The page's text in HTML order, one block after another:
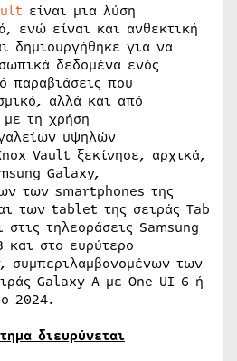
είναι μια λύση
ενώ είναι και ανθεκτική
δημιουργήθηκε για να
δεδομένα ενός
παραβιάσεις που
αλλά και από
με τη χρήση
υψηλών
Vault ξεκίνησε, αρχικά,
Galaxy,
των smartphones της
των tablet της σειράς Tab
στις τηλεοράσεις Samsung
και στο ευρύτερο
συμπεριλαμβανομένων των
Galaxy A με One UI 6 ή
2024.
διευρύνεται